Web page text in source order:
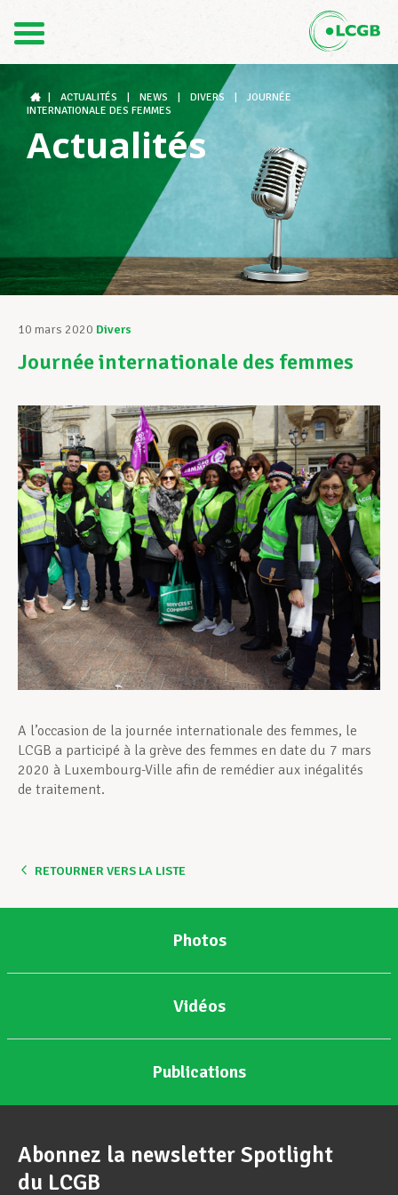
DE
Le LCGB
Structures syndicales
Assistance au Travail
Vos droits
Assistance en vie privée
Développement professionnel
Devenir Membre
Actualités
ACTUALITÉS NEWS DIVERS
JOURNÉE
INTERNATIONALE DES FEMMES
Actualités
10 mars 2020 Divers
Journée internationale des femmes
A l’occasion de la journée internationale des femmes, le
LCGB a participé à la grève des femmes en date du 7 mars
2020 à Luxembourg-Ville afin de remédier aux inégalités
de traitement.
RETOURNER VERS LA LISTE
Photos
Vidéos
Publications
Abonnez la newsletter Spotlight
du LCGB